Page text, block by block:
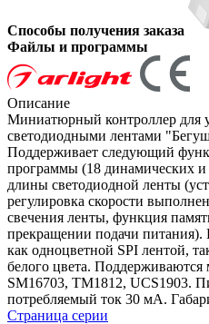
Способы получения заказа
Файлы и программы
Описание
Миниатюрный контроллер для
светодиодными лентами
Поддерживает следующий
программы (18 динамических и
длины светодиодной ленты
регулировка скорости
свечения ленты, функция
прекращении подачи питания).
как одноцветной SPI лентой,
белого цвета.
SM16703, TM1812, UCS1903.
потребляемый ток 30 мА.
Страница серии